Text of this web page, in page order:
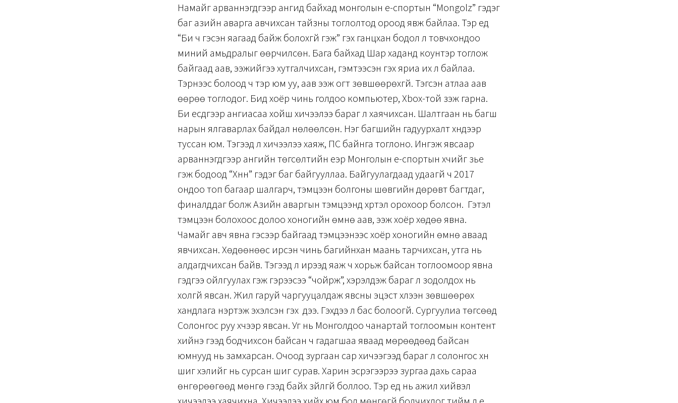
Намайг арваннэгдүгээр ангид байхад монголын е-спортын “Моngolz” гэдэг
баг азийн аварга авчихсан тайзны тоглолтод ороод явж байлаа. Тэр үед
“Би ч гэсэн яагаад байж болохгүй гэж” гэх ганцхан бодол л товчхондоо
миний амьдралыг өөрчилсөн. Бага байхад Шар хаданд коунтэр тоглож
байгаад аав, ээжийгээ хутгалчихсан, гэмтээсэн гэх яриа их л байлаа.
Тэрнээс болоод ч тэр юм уу, аав ээж огт зөвшөөрөхгүй. Тэгсэн атлаа аав
өөрөө тоглодог. Бид хоёр чинь голдоо компьютер, Xbox-той үзэж гарна.
Би есдүгээр ангиасаа хойш хичээлээ бараг л хаячихсан. Шалтгаан нь багш
нарын ялгаварлах байдал нөлөөлсөн. Нэг багшийн гадуурхалт хүндээр
туссан юм. Тэгээд л хичээлээ хаяж, ПС байнга тоглоно. Ингэж явсаар
арваннэгдүгээр ангийн төгсөлтийн үеэр Монголын е-спортын хүчийг үзье
гэж бодоод “Хүннү” гэдэг баг байгууллаа. Байгуулагдаад удаагүй ч 2017
ондоо топ багаар шалгарч, тэмцээн болгоны шөвгийн дөрөвт багтдаг,
финалддаг болж Азийн аваргын тэмцээнд хүртэл орохоор болсон. Гэтэл
тэмцээн болохоос долоо хоногийн өмнө аав, ээж хоёр хөдөө явна.
Чамайг авч явна гэсээр байгаад тэмцээнээс хоёр хоногийн өмнө аваад
явчихсан. Хөдөөнөөс ирсэн чинь багийнхан маань тарчихсан, утга нь
алдагдчихсан байв. Тэгээд л ирээд яаж ч хорьж байсан тоглоомоор явна
гэдгээ ойлгуулах гэж гэрээсээ “чойрж”, хэрэлдэж бараг л зодолдох нь
холгүй явсан. Жил гаруй чаргууцалдаж явсны эцэст хүлээн зөвшөөрөх
хандлага үнэртэж эхэлсэн гэх үү дээ. Гэхдээ л бас болоогүй. Сургуулиа төгсөөд
Солонгос руу хүчээр явсан. Уг нь Монголдоо чанартай тоглоомын контент
хийнэ гээд бодчихсон байсан ч гадагшаа яваад мөрөөдөөд байсан
юмнууд нь замхарсан. Очоод зургаан сар хичээгээд бараг л солонгос хүн
шиг хэлийг нь сурсан шиг сурав. Харин эсрэгээрээ зургаа дахь сараа
өнгөрөөгөөд мөнгө гээд байх зүйлгүй боллоо. Тэр үед нь ажил хийвэл